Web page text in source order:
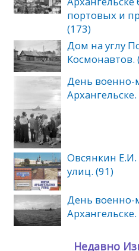
портовых и
(173)
Дом на углу
Космонавтов.
День военно-
Овсянкин Е.И.
улиц. (91)
День военно-
Недавно